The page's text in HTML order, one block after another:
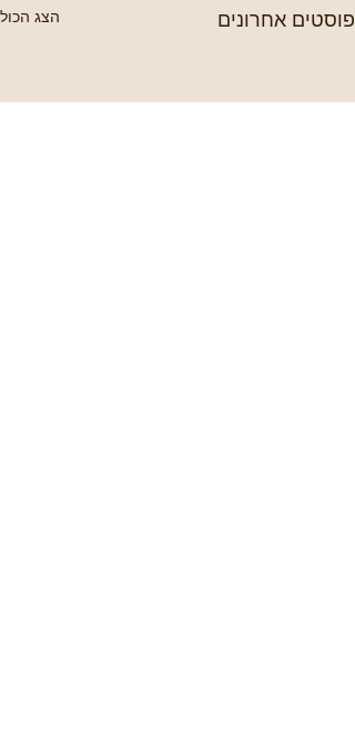
פוסטים אחרונים הצג הכול